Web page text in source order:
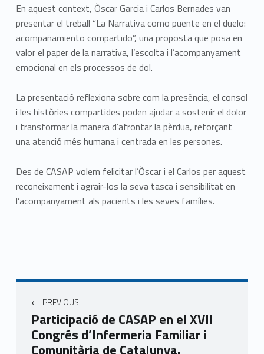
En aquest context, Òscar Garcia i Carlos Bernades van
presentar el treball “La Narrativa como puente en el duelo:
acompañamiento compartido”, una proposta que posa en
valor el paper de la narrativa, l’escolta i l’acompanyament
emocional en els processos de dol.
La presentació reflexiona sobre com la presència, el consol
i les històries compartides poden ajudar a sostenir el dolor
i transformar la manera d’afrontar la pèrdua, reforçant
una atenció més humana i centrada en les persones.
Des de CASAP volem felicitar l’Òscar i el Carlos per aquest
reconeixement i agrair-los la seva tasca i sensibilitat en
l’acompanyament als pacients i les seves famílies.
Navegació d'entrades
PREVIOUS
Participació de CASAP en el XVII
Congrés d’Infermeria Familiar i
Comunitària de Catalunya.